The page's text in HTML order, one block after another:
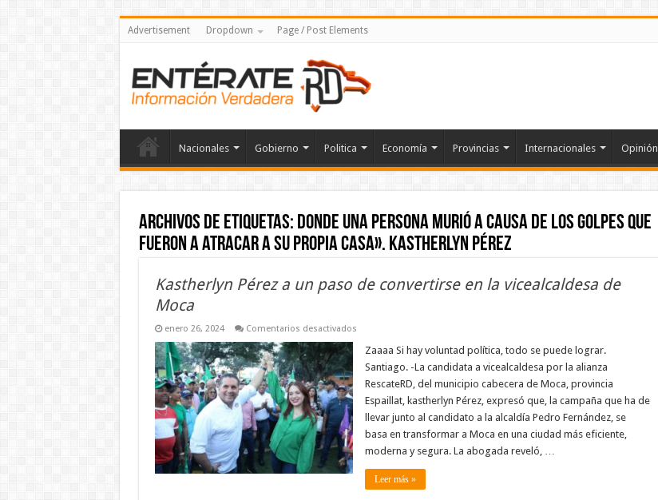
Advertisement Dropdown Page / Post Elements
Nacionales Gobierno Politica Economía Provincias Internacionales Opinión
Archivos de etiquetas: donde una persona murió a causa de los golpes que
fueron a atracar a su propia casa». Kastherlyn Pérez
Kastherlyn Pérez a un paso de convertirse en la vicealcaldesa de
Moca
enero 26, 2024 Comentarios desactivadosen
Pérez
un
paso
de
convertirse
en
vicealcaldesa
Moca
Zaaaa Si hay voluntad política, todo se puede lograr.
Santiago. -La candidata a vicealcaldesa por la alianza
RescateRD, del municipio cabecera de Moca, provincia
Espaillat, kastherlyn Pérez, expresó que, la campaña que ha de
llevar junto al candidato a la alcaldía Pedro Fernández, se
basa en transformar a Moca en una ciudad más eficiente,
moderna y segura. La abogada reveló, …
Leer más »